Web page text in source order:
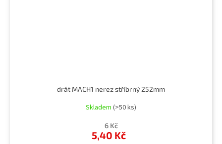
drát MACH1 nerez stříbrný 252mm
Skladem (>50 ks)
5,40 Kč
6 Kč